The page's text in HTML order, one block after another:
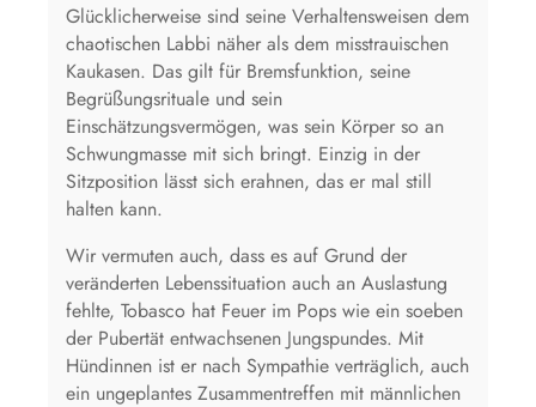
Glücklicherweise sind seine Verhaltensweisen dem
chaotischen Labbi näher als dem misstrauischen
Kaukasen. Das gilt für Bremsfunktion, seine
Begrüßungsrituale und sein
Einschätzungsvermögen, was sein Körper so an
Schwungmasse mit sich bringt. Einzig in der
Sitzposition lässt sich erahnen, das er mal still
halten kann.
Wir vermuten auch, dass es auf Grund der
veränderten Lebenssituation auch an Auslastung
fehlte, Tobasco hat Feuer im Pops wie ein soeben
der Pubertät entwachsenen Jungspundes. Mit
Hündinnen ist er nach Sympathie verträglich, auch
ein ungeplantes Zusammentreffen mit männlichen